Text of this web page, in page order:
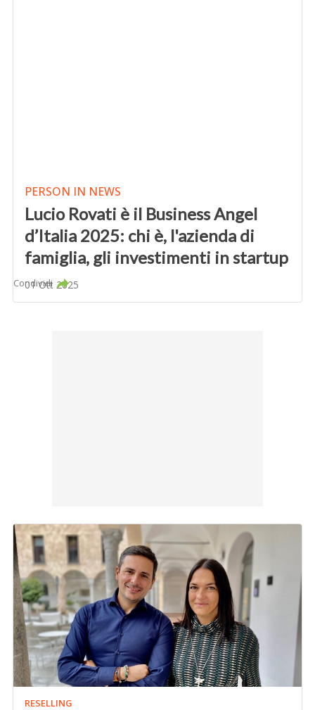
PERSON IN NEWS
Lucio Rovati è il Business Angel
d’Italia 2025: chi è, l'azienda di
famiglia, gli investimenti in startup
01 Ott 2025
Condividi
RESELLING